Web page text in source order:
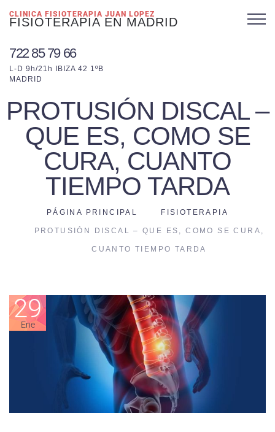
CLINICA FISIOTERAPIA JUAN LOPEZ
FISIOTERAPIA EN MADRID
722 85 79 66
L-D 9h/21h IBIZA 42 1ºB
MADRID
PROTUSIÓN DISCAL –
QUE ES, COMO SE
CURA, CUANTO
TIEMPO TARDA
PÁGINA PRINCIPAL FISIOTERAPIA
PROTUSIÓN DISCAL – QUE ES, COMO SE CURA,
CUANTO TIEMPO TARDA
29
Ene